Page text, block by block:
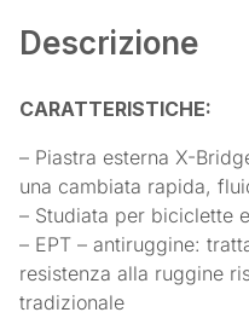
Descrizione
CARATTERISTICHE:
– Piastra esterna X-
una cambiata rapida,
– Studiata per biciclette
– EPT – antiruggine:
resistenza alla ruggine
tradizionale